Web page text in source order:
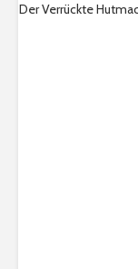
Der Verrückte